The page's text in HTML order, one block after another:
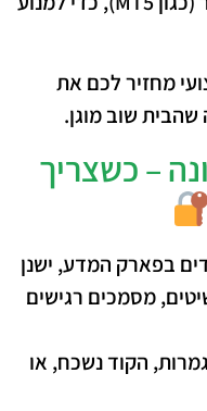
מחזיר לכם את
שהבית שוב מוגן.
– כשצריך
בפארק המדע, ישנן
מסמכים רגישים
הקוד נשכח, או